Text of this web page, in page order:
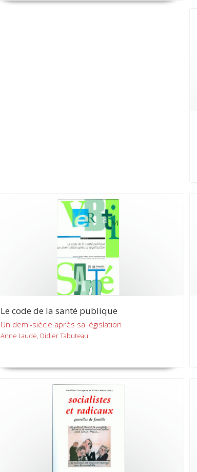
Le code de la santé publique
Un demi-siècle après sa législation
Anne Laude, Didier Tabuteau